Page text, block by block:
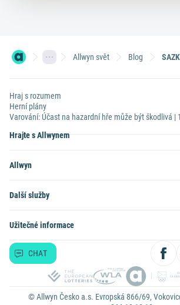
Allwyn svět Blog
Hraj s rozumem
Herní plány
Varování: Účast na hazardní hře může být škodlivá |
Hrajte s Allwynem
Allwyn
Další služby
Užitečné informace
CHAT
© Allwyn Česko a.s. Evropská 866/69,